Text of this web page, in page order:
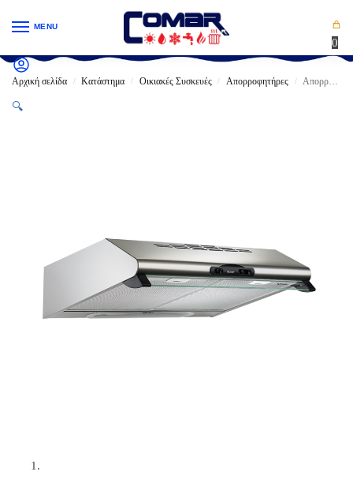
MENU
0
Αρχική σελίδα / Κατάστημα / Οικιακές Συσκευές / Απορροφητήρες / Απορροφητήρας PYRAMIS Απλός Power NT Λευκός / Καφέ / Inox 130W (60cm)
🔍